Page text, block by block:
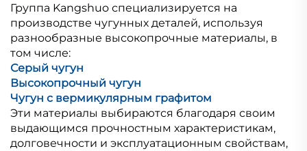
Группа Kangshuo специализируется на
производстве чугунных деталей, используя
разнообразные высокопрочные материалы, в
том числе:
Серый чугун
Высокопрочный чугун
Чугун с вермикулярным графитом
Эти материалы выбираются благодаря своим
выдающимся прочностным характеристикам,
долговечности и эксплуатационным свойствам,